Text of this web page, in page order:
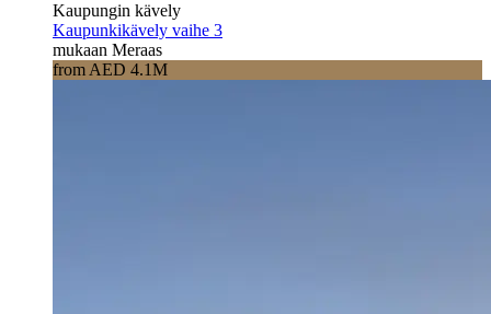
Kaupungin kävely
Kaupunkikävely vaihe 3
mukaan Meraas
from AED 4.1M